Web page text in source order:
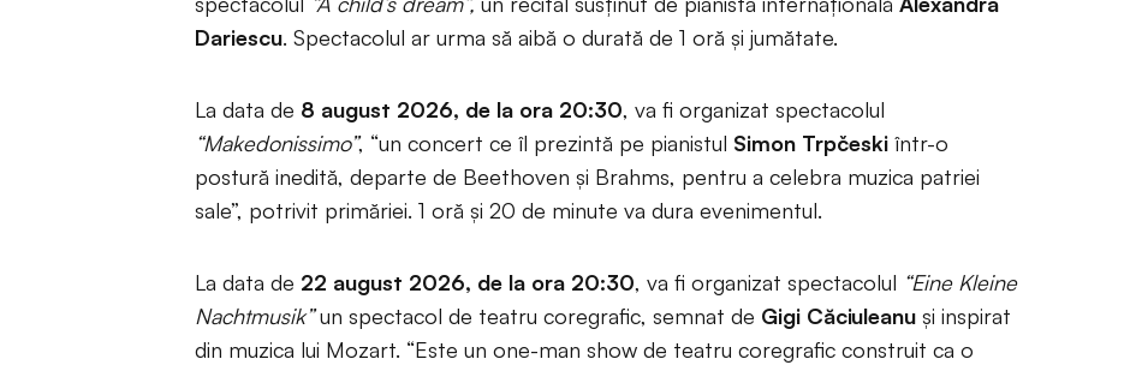
Dariescu. Spectacolul ar urma să aibă o durată de 1 oră și jumătate.
La data de 8 august 2026, de la ora 20:30, va fi organizat spectacolul
“Makedonissimo”, “un concert ce îl prezintă pe pianistul Simon Trpčeski într-o
postură inedită, departe de Beethoven şi Brahms, pentru a celebra muzica patriei
sale”, potrivit primăriei. 1 oră și 20 de minute va dura evenimentul.
La data de 22 august 2026, de la ora 20:30, va fi organizat spectacolul “Eine Kleine
Nachtmusik”un spectacol de teatru coregrafic, semnat de Gigi Căciuleanu şi inspirat
din muzica lui Mozart. “Este un one-man show de teatru coregrafic construit ca o